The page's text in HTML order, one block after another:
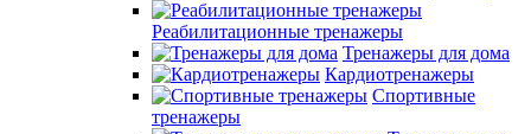
Реабилитационные тренажеры
Тренажеры для дома
Кардиотренажеры
Спортивные
тренажеры